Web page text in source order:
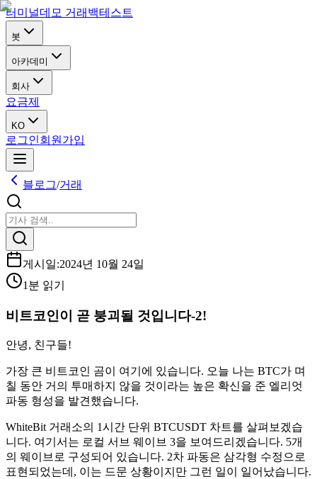
터미널데모 거래 백테스트
봇
아카데미
회사
요금제
KO
로그인회원가입
블로그/거래
게시일:2024년 10월 24일
1분 읽기
비트코인이 곧 붕괴될 것입니다-2!
안녕, 친구들!
가장 큰 비트코인 ​​곰이 여기에 있습니다. 오늘 나는 BTC가 며
칠 동안 거의 투매하지 않을 것이라는 높은 확신을 준 엘리엇
파동 형성을 발견했습니다.
WhiteBit 거래소의 1시간 단위 BTCUSDT 차트를 살펴보겠습
니다. 여기서는 로컬 서브 웨이브 3을 보여드리겠습니다. 5개
의 웨이브로 구성되어 있습니다. 2차 파동은 삼각형 수정으로
표현되었는데, 이는 드문 상황이지만 그런 일이 일어났습니다.